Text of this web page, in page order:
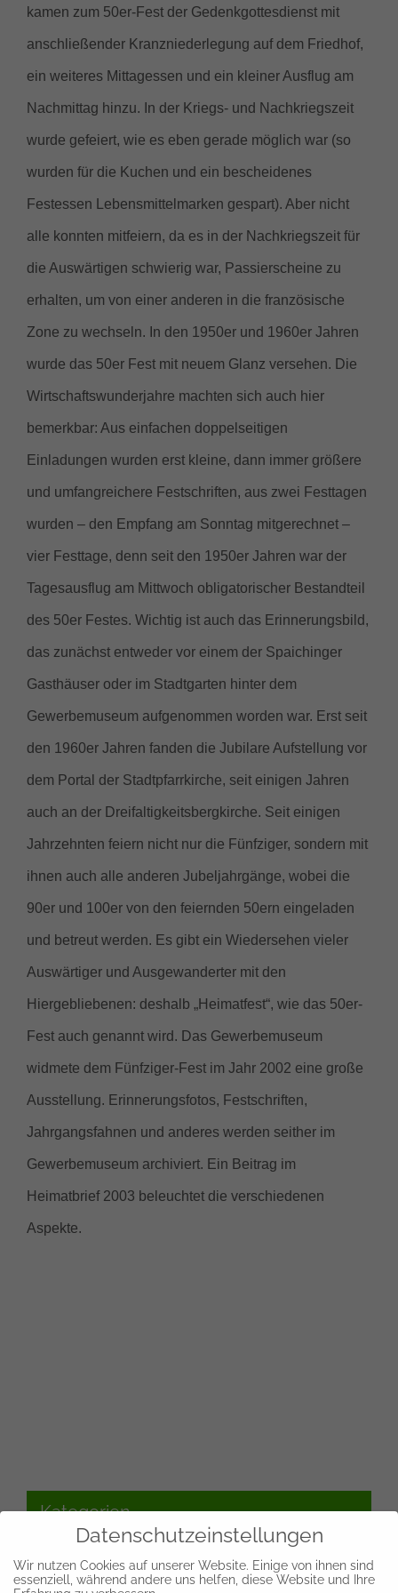
kamen zum 50er-Fest der Gedenkgottesdienst mit
anschließender Kranzniederlegung auf dem Friedhof,
ein weiteres Mittagessen und ein kleiner Ausflug am
Nachmittag hinzu. In der Kriegs- und Nachkriegszeit
wurde gefeiert, wie es eben gerade möglich war (so
wurden für die Kuchen und ein bescheidenes
Festessen Lebensmittelmarken gespart). Aber nicht
alle konnten mitfeiern, da es in der Nachkriegszeit für
die Auswärtigen schwierig war, Passierscheine zu
erhalten, um von einer anderen in die französische
Zone zu wechseln. In den 1950er und 1960er Jahren
wurde das 50er Fest mit neuem Glanz versehen. Die
Wirtschaftswunderjahre machten sich auch hier
bemerkbar: Aus einfachen doppelseitigen
Einladungen wurden erst kleine, dann immer größere
und umfangreichere Festschriften, aus zwei Festtagen
wurden – den Empfang am Sonntag mitgerechnet –
vier Festtage, denn seit den 1950er Jahren war der
Tagesausflug am Mittwoch obligatorischer Bestandteil
des 50er Festes. Wichtig ist auch das Erinnerungsbild,
das zunächst entweder vor einem der Spaichinger
Gasthäuser oder im Stadtgarten hinter dem
Gewerbemuseum aufgenommen worden war. Erst seit
den 1960er Jahren fanden die Jubilare Aufstellung vor
dem Portal der Stadtpfarrkirche, seit einigen Jahren
auch an der Dreifaltigkeitsbergkirche. Seit einigen
Jahrzehnten feiern nicht nur die Fünfziger, sondern mit
ihnen auch alle anderen Jubeljahrgänge, wobei die
90er und 100er von den feiernden 50ern eingeladen
und betreut werden. Es gibt ein Wiedersehen vieler
Auswärtiger und Ausgewanderter mit den
Hiergebliebenen: deshalb „Heimatfest“, wie das 50er-
Fest auch genannt wird. Das Gewerbemuseum
widmete dem Fünfziger-Fest im Jahr 2002 eine große
Ausstellung. Erinnerungsfotos, Festschriften,
Jahrgangsfahnen und anderes werden seither im
Gewerbemuseum archiviert. Ein Beitrag im
Heimatbrief 2003 beleuchtet die verschiedenen
Aspekte.
Kategorien
Aktuelles
Datenschutzeinstellungen
Wir nutzen Cookies auf unserer Website. Einige von ihnen sind
essenziell, während andere uns helfen, diese Website und Ihre